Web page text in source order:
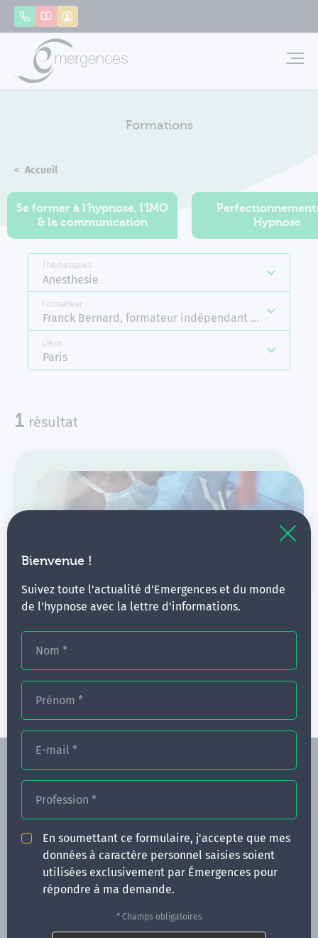
Bienvenue !
Suivez toute l'actualité d'Emergences et du monde
de l'hypnose avec la lettre d'informations.
Nom *
Prénom *
E-mail *
Profession *
En soumettant ce formulaire, j'accepte que mes
données à caractère personnel saisies soient
utilisées exclusivement par Émergences pour
répondre à ma demande.
* Champs obligatoires
AppelerCatalogue
Formations
Accueil
Se former à l'hypnose, l'IMO
& la communication
Hypnose
Thématiques
Anesthesie
Formateur
Franck Bernard, formateur indépendant Emergences
Lieux
Paris
1 résultat
Hypnose et auto-hypnose ∙
Hypnose, douleur aiguë et analgésie
12 jours
FORMATIONS
NOS FORMATEURS
CONGRÈS
ACTUALITÉS
Panneau de gestion des cookies